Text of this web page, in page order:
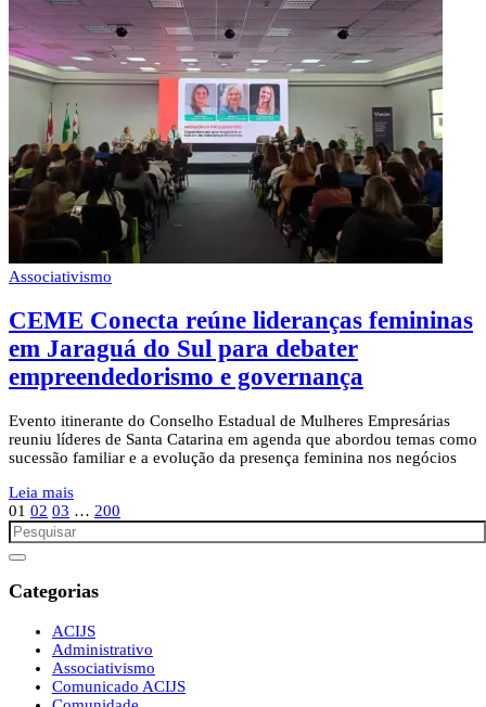
Associativismo
CEME Conecta reúne lideranças femininas
em Jaraguá do Sul para debater
empreendedorismo e governança
Evento itinerante do Conselho Estadual de Mulheres Empresárias
reuniu líderes de Santa Catarina em agenda que abordou temas como
sucessão familiar e a evolução da presença feminina nos negócios
Leia mais
01 02 03 … 200
Categorias
ACIJS
Administrativo
Associativismo
Comunicado ACIJS